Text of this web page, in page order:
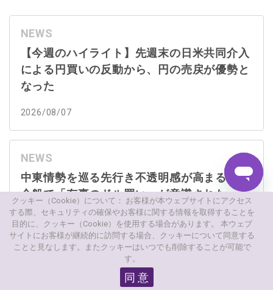
NEWS
【今週のハイライト】先週末の日米共同介入
による円買いの反動から、円の売戻が優勢と
なった
2026/08/07
NEWS
中東情勢を巡る先行き不透明感が高まると、
全般で「有事のドル買い」が意識された
2026/08/07
クッキー（Cookie）について： お客様が本ウェブサイトにアクセス
する際、セキュリティの確保やお客様に関する情報を取得することを
目的に、クッキー（Cookie）を使用する場合があります。 本ウェブ
サイトにお客様が継続的に訪問する場合、クッキーについて同意する
ことと見なします。またクッキーはいつでも削除することが可能で
す。
同 意